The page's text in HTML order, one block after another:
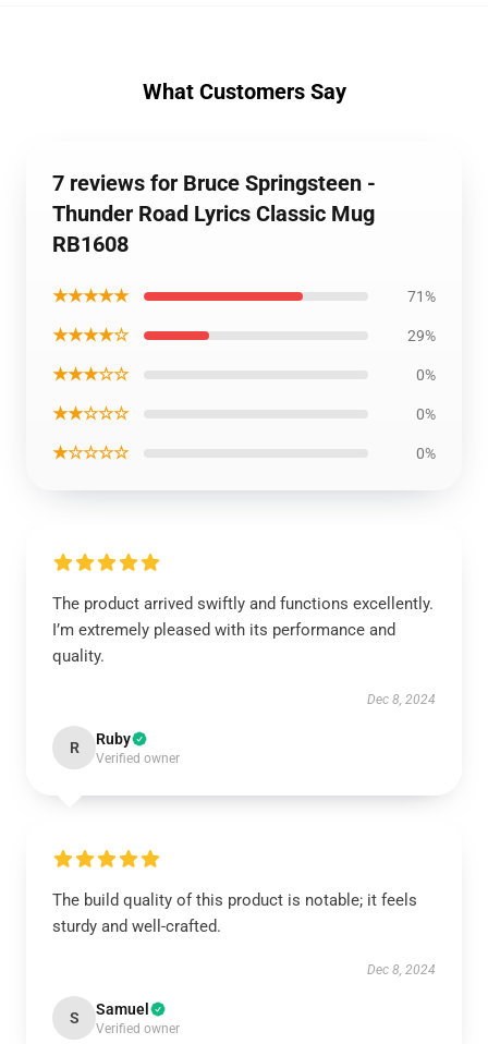
What Customers Say
7 reviews for Bruce Springsteen -
Thunder Road Lyrics Classic Mug
RB1608
★★★★★ 71%
★★★★☆ 29%
★★★☆☆ 0%
★★☆☆☆ 0%
★☆☆☆☆ 0%
The product arrived swiftly and functions excellently.
I’m extremely pleased with its performance and
quality.
Dec 8, 2024
R Ruby
Verified owner
The build quality of this product is notable; it feels
sturdy and well-crafted.
Dec 8, 2024
S Samuel
Verified owner